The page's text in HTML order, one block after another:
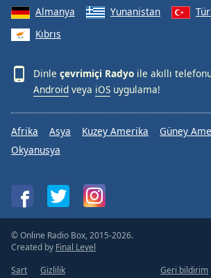
Almanya
Yunanistan
Kıbrıs
Dinle çevrimiçi Radyo ile akıllı
Android veya iOS uygulama!
Afrika Asya Kuzey Amerika Güney
Okyanusya
© Online Radio Box, 2015-2026.
Created by Final Level
Şart
Gizlilik Geri bildirim